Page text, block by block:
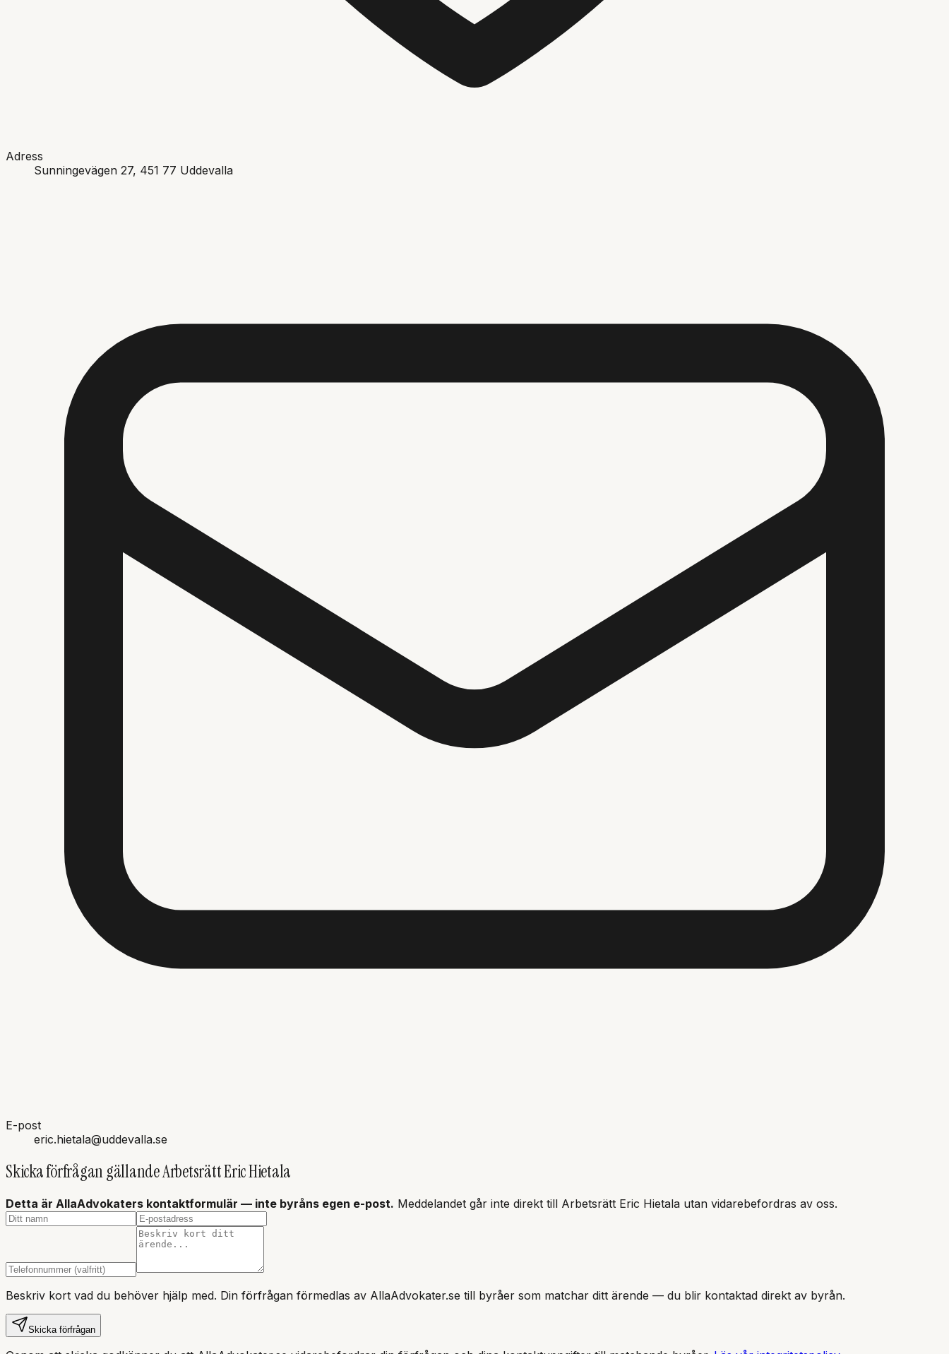
Adress
Sunningevägen 27, 451 77 Uddevalla
E-post
eric.hietala@uddevalla.se
Skicka förfrågan gällandeArbetsrätt Eric Hietala
Detta är AllaAdvokaters kontaktformulär — inte byråns egen e-post. Meddelandet går inte direkt till Arbetsrätt Eric Hietala utan vidarebefordras av oss.
Beskriv kort vad du behöver hjälp med. Din förfrågan förmedlas av AllaAdvokater.se till byråer som matchar ditt ärende — du blir kontaktad direkt av byrån.
Skicka förfrågan